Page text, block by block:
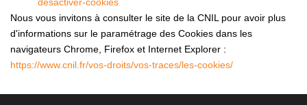
Nous vous invitons à consulter le site de la CNIL pour avoir plus
d'informations sur le paramétrage des Cookies dans les
navigateurs Chrome, Firefox et Internet Explorer :
https://www.cnil.fr/vos-droits/vos-traces/les-cookies/